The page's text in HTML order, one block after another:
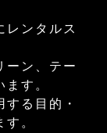
レンタルス
ーン、テー
す。
る目的・
。